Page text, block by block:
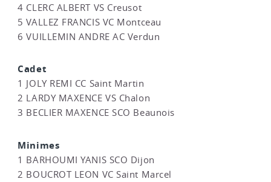
4 CLERC ALBERT VS Creusot
5 VALLEZ FRANCIS VC Montceau
6 VUILLEMIN ANDRE AC Verdun
Cadet
1 JOLY REMI CC Saint Martin
2 LARDY MAXENCE VS Chalon
3 BECLIER MAXENCE SCO Beaunois
Minimes
1 BARHOUMI YANIS SCO Dijon
2 BOUCROT LEON VC Saint Marcel